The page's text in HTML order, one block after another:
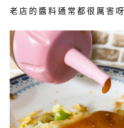
老店的醬料通常都很厲害呀